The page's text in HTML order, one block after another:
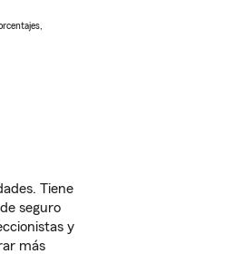
Tiene
seguro
y
más